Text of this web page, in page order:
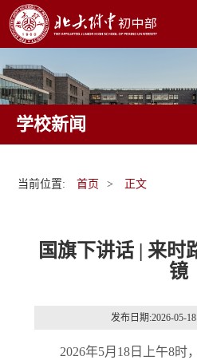
学校新闻
当前位置: 首页 > 正文
国旗下讲话 | 来时
镜
发布日期:2026-05-
2026年5月18日上午8时